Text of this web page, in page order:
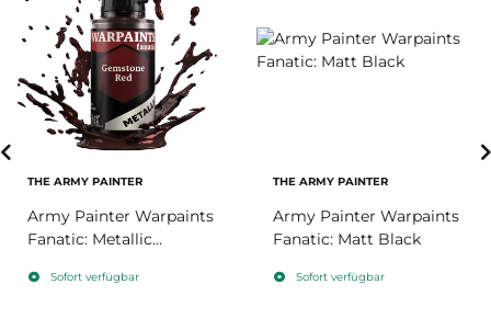
THE ARMY PAINTER
Army Painter Warpaints
Fanatic: Metallic
Sofort verfügbar
THE ARMY PAINTER
Army Painter Warpaints
Fanatic: Matt Black
Sofort verfügbar